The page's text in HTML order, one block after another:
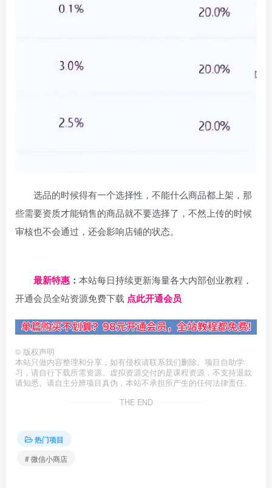
选品的时候得有一个选择性，不能什么商品都上架，那
些需要资质才能销售的商品就不要选择了，不然上传的时候
审核也不会通过，还会影响店铺的状态。
最新特惠 ： 本站每日持续更新海量各大内部创业教程，
开通会员全站资源免费下载 点此开通会员
© 版权声明
本站只做内容整理和分享，如有侵权请联系我们删除。项目自助学
习，请自行下载所需资源。虚拟资源交付的是课程资源，不支持退款
请知悉。请自主分辨项目真伪，本站不承担所产生的任何法律责任。
THE END
热门项目
# 微信小商店